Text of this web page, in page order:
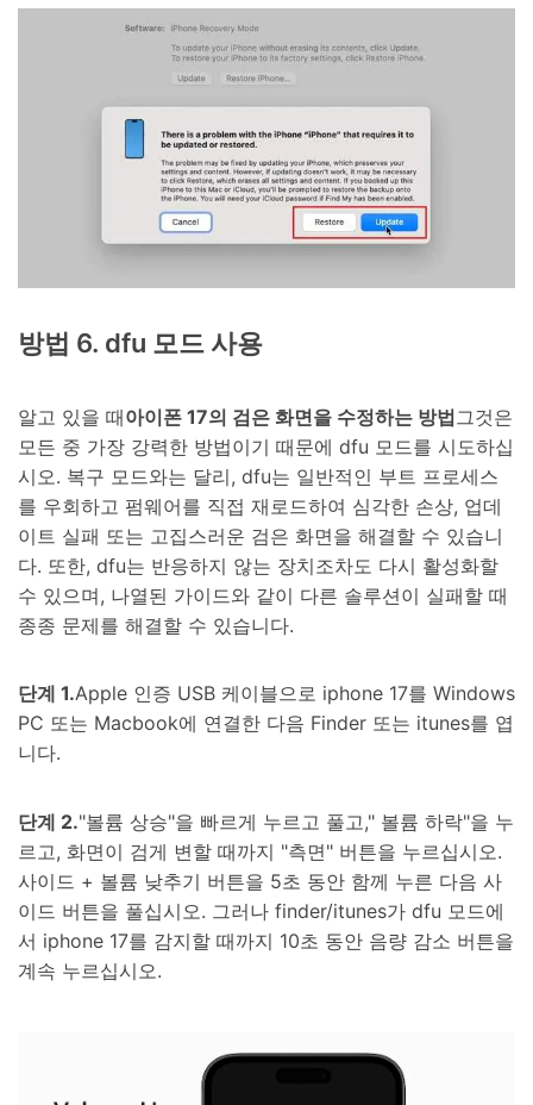
방법 6. dfu 모드 사용
알고 있을 때아이폰 17의 검은 화면을 수정하는 방법그것은
모든 중 가장 강력한 방법이기 때문에 dfu 모드를 시도하십
시오. 복구 모드와는 달리, dfu는 일반적인 부트 프로세스
를 우회하고 펌웨어를 직접 재로드하여 심각한 손상, 업데
이트 실패 또는 고집스러운 검은 화면을 해결할 수 있습니
다. 또한, dfu는 반응하지 않는 장치조차도 다시 활성화할
수 있으며, 나열된 가이드와 같이 다른 솔루션이 실패할 때
종종 문제를 해결할 수 있습니다.
단계 1.Apple 인증 USB 케이블으로 iphone 17를 Windows
PC 또는 Macbook에 연결한 다음 Finder 또는 itunes를 엽
니다.
단계 2."볼륨 상승"을 빠르게 누르고 풀고," 볼륨 하락"을 누
르고, 화면이 검게 변할 때까지 "측면" 버튼을 누르십시오.
사이드 + 볼륨 낮추기 버튼을 5초 동안 함께 누른 다음 사
이드 버튼을 풀십시오. 그러나 finder/itunes가 dfu 모드에
서 iphone 17를 감지할 때까지 10초 동안 음량 감소 버튼을
계속 누르십시오.